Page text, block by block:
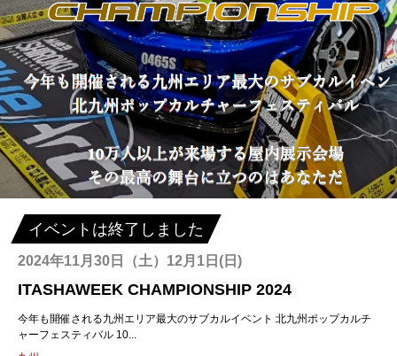
イベントは終了しました
2024年11月30日（土）12月1日(日)
ITASHAWEEK CHAMPIONSHIP 2024
今年も開催される九州エリア最大のサブカルイベント 北九州ポップカルチ
ャーフェスティバル 10...